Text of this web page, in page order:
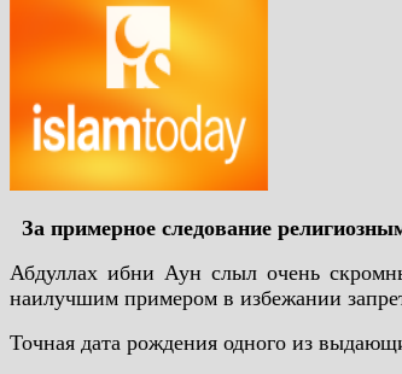
За примерное следование
Абдуллах ибни Аун слыл очень
наилучшим примером в избежании
Точная дата рождения одного из